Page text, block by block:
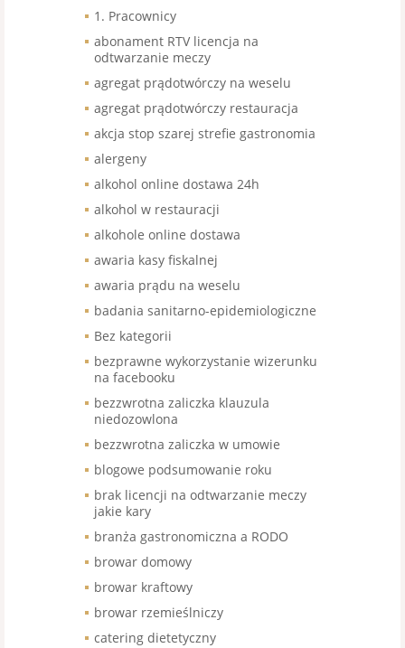
1. Pracownicy
abonament RTV licencja na
odtwarzanie meczy
agregat prądotwórczy na weselu
agregat prądotwórczy restauracja
akcja stop szarej strefie gastronomia
alergeny
alkohol online dostawa 24h
alkohol w restauracji
alkohole online dostawa
awaria kasy fiskalnej
awaria prądu na weselu
badania sanitarno-epidemiologiczne
Bez kategorii
bezprawne wykorzystanie wizerunku
na facebooku
bezzwrotna zaliczka klauzula
niedozowlona
bezzwrotna zaliczka w umowie
blogowe podsumowanie roku
brak licencji na odtwarzanie meczy
jakie kary
branża gastronomiczna a RODO
browar domowy
browar kraftowy
browar rzemieślniczy
catering dietetyczny